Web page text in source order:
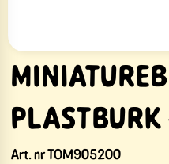
Art. nrTOM905200